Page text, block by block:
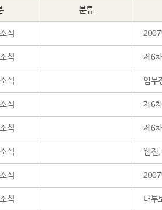
분류
식 2007
식 제6
식 업무
식 제6
식 제6
식 웹진,
식 2007
식 내부